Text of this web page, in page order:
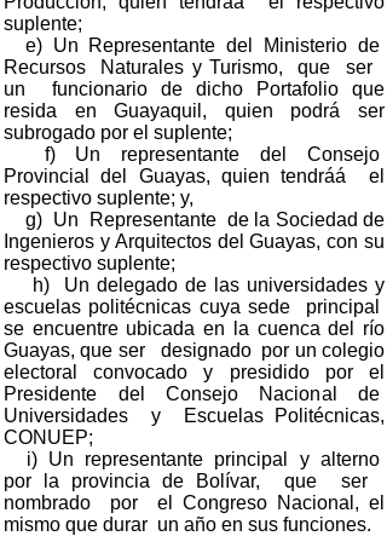
suplente;
e) Un Representante del Ministerio de
Recursos Naturales y Turismo, que ser
un funcionario de dicho Portafolio que
resida en Guayaquil, quien podrá ser
subrogado por el suplente;
f) Un representante del Consejo
Provincial del Guayas, quien tendráá el
respectivo suplente; y,
g) Un Representante de la Sociedad de
Ingenieros y Arquitectos del Guayas, con su
respectivo suplente;
h) Un delegado de las universidades y
escuelas politécnicas cuya sede principal
se encuentre ubicada en la cuenca del río
Guayas, que ser designado por un colegio
electoral convocado y presidido por el
Presidente del Consejo Nacional de
Universidades y Escuelas Politécnicas,
CONUEP;
i) Un representante principal y alterno
por la provincia de Bolívar, que ser
nombrado por el Congreso Nacional, el
mismo que durar un año en sus funciones.